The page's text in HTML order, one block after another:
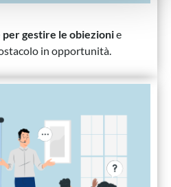
i quali potrebbero combinarle
ha fornito loro o che hanno
loro servizi.
gestire le obiezionie
in opportunità.